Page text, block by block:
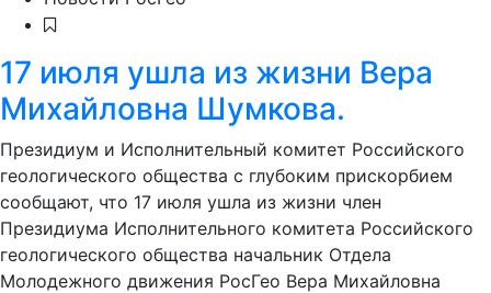
17 июля ушла из жизни Вера
Михайловна Шумкова.
Президиум и Исполнительный комитет Российского
геологического общества с глубоким прискорбием
сообщают, что 17 июля ушла из жизни член
Президиума Исполнительного комитета Российского
геологического общества начальник Отдела
Молодежного движения РосГео Вера Михайловна